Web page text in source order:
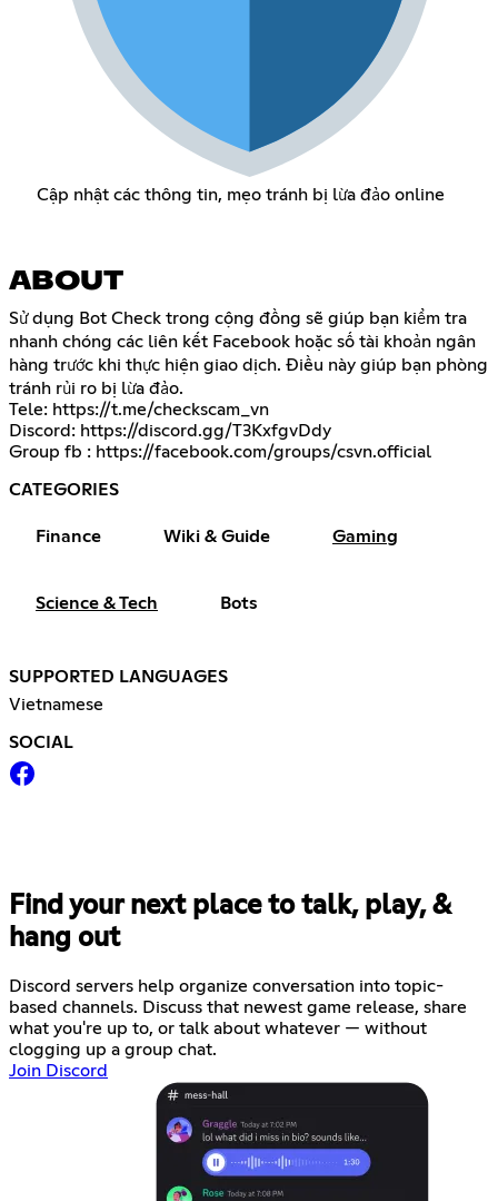
Cập nhật các thông tin, mẹo tránh bị lừa đảo online
ABOUT
Sử dụng Bot Check trong cộng đồng sẽ giúp bạn kiểm tra
nhanh chóng các liên kết Facebook hoặc số tài khoản ngân
hàng trước khi thực hiện giao dịch. Điều này giúp bạn phòng
tránh rủi ro bị lừa đảo.
Tele: https://t.me/checkscam_vn
Discord: https://discord.gg/T3KxfgvDdy
Group fb : https://facebook.com/groups/csvn.official
CATEGORIES
Finance Wiki & Guide Gaming
Science & Tech Bots
SUPPORTED LANGUAGES
Vietnamese
SOCIAL
Find your next place to talk, play, &
hang out
Discord servers help organize conversation into topic-
based channels. Discuss that newest game release, share
what you're up to, or talk about whatever — without
clogging up a group chat.
Join Discord